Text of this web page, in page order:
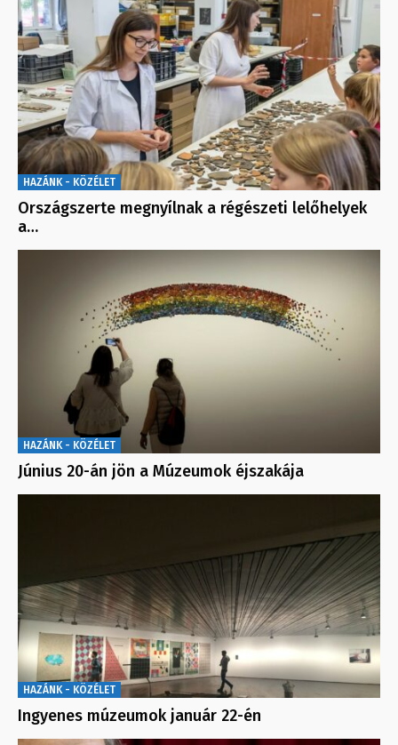
HAZÁNK - KÖZÉLET
Országszerte megnyílnak a régészeti lelőhelyek
a…
HAZÁNK - KÖZÉLET
Június 20-án jön a Múzeumok éjszakája
HAZÁNK - KÖZÉLET
Ingyenes múzeumok január 22-én